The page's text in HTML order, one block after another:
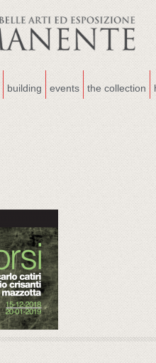
building events the collection